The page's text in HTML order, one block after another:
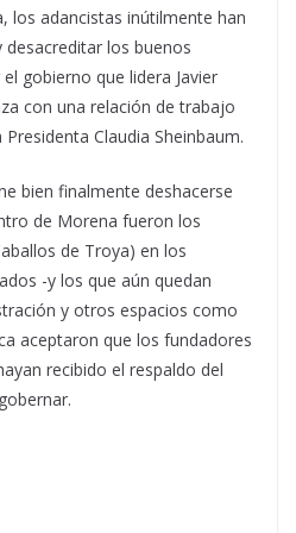
los adancistas inútilmente han
los buenos
gobierno que lidera Javier
con una relación de trabajo
Claudia Sheinbaum.
bien finalmente deshacerse
de Morena fueron los
de Troya) en los
-y los que aún quedan
y otros espacios como
aceptaron que los fundadores
recibido el respaldo del